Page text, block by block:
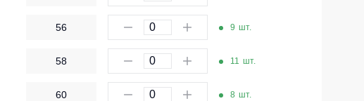
Головные уборы ХоРеКа и Медицина
Балаклавы
56 9 шт.
58 11 шт.
60 8 шт.